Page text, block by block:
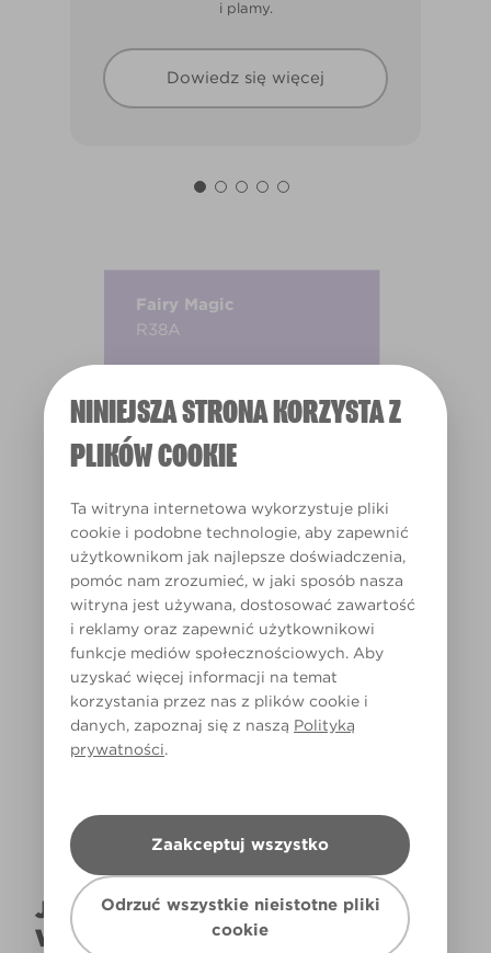
NINIEJSZA STRONA KORZYSTA Z
PLIKÓW COOKIE
Ta witryna internetowa wykorzystuje pliki
cookie i podobne technologie, aby zapewnić
użytkownikom jak najlepsze doświadczenia,
pomóc nam zrozumieć, w jaki sposób nasza
witryna jest używana, dostosować zawartość
i reklamy oraz zapewnić użytkownikowi
funkcje mediów społecznościowych. Aby
uzyskać więcej informacji na temat
korzystania przez nas z plików cookie i
danych, zapoznaj się z naszą Polityką
prywatności.
Zaakceptuj wszystko
Odrzuć wszystkie nieistotne pliki
cookie
i plamy.
Dowiedz się więcej
Fairy Magic
R38A
Światło dzienne
JAK NAPRAWDĘ KOLOR BĘDZIE
WYGLĄDAŁ W TWOIM DOMU?